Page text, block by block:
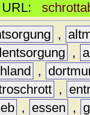
URL:
,
,
,
,
, essen ,